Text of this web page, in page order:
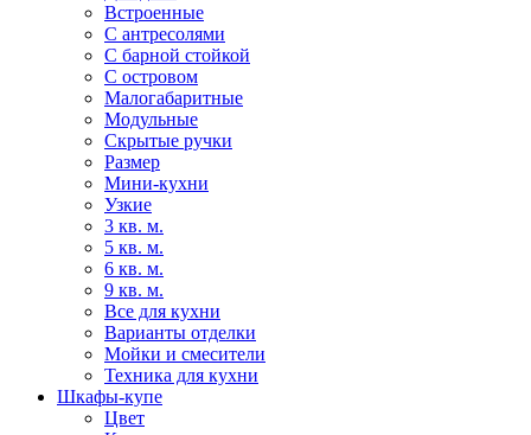
Встроенные
С антресолями
С барной стойкой
С островом
Малогабаритные
Модульные
Скрытые ручки
Размер
Мини-кухни
Узкие
3 кв. м.
5 кв. м.
6 кв. м.
9 кв. м.
Все для кухни
Варианты отделки
Мойки и смесители
Техника для кухни
Шкафы-купе
Цвет